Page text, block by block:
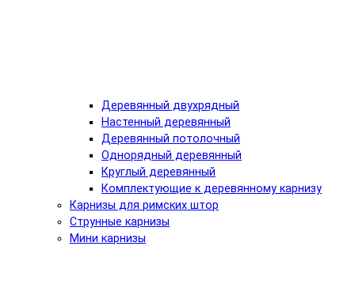
Деревянный двухрядный
Настенный деревянный
Деревянный потолочный
Однорядный деревянный
Круглый деревянный
Комплектующие к деревянному карнизу
Карнизы для римских штор
Струнные карнизы
Мини карнизы